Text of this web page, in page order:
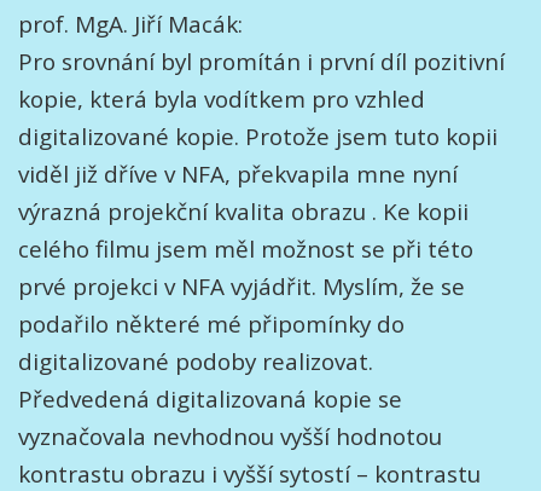
prof. MgA. Jiří Macák:
Pro srovnání byl promítán i první díl pozitivní
kopie, která byla vodítkem pro vzhled
digitalizované kopie. Protože jsem tuto kopii
viděl již dříve v NFA, překvapila mne nyní
výrazná projekční kvalita obrazu . Ke kopii
celého filmu jsem měl možnost se při této
prvé projekci v NFA vyjádřit. Myslím, že se
podařilo některé mé připomínky do
digitalizované podoby realizovat.
Předvedená digitalizovaná kopie se
vyznačovala nevhodnou vyšší hodnotou
kontrastu obrazu i vyšší sytostí – kontrastu